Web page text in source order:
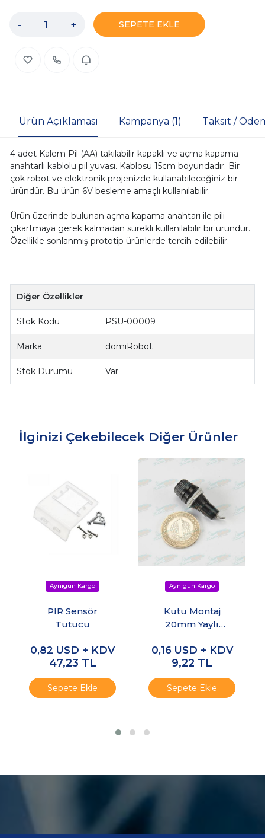
- + SEPETE EKLE
Ürün Açıklaması Kampanya (1) Taksit /
4 adet Kalem Pil (AA) takılabilir kapaklı ve açma kapama
anahtarlı kablolu pil yuvası. Kablosu 15cm boyundadır. Bir
çok robot ve elektronik projenizde kullanabileceğiniz bir
üründür. Bu ürün 6V besleme amaçlı kullanılabilir.
Ürün üzerinde bulunan açma kapama anahtarı ile pili
çıkartmaya gerek kalmadan sürekli kullanılabilir bir üründür.
Özellikle sonlanmış prototip ürünlerde tercih edilebilir.
Diğer Özellikler
Stok Kodu PSU-00009
Marka domiRobot
Stok Durumu Var
İlginizi Çekebilecek Diğer Ürünler
PIR Sensör
Tutucu
0,82 USD + KDV
47,23 TL
Sepete Ekle
Kutu Montaj
20mm Yaylı
0,16 USD + KDV
9,22 TL
Sepete Ekle